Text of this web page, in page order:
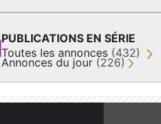
PUBLICATIONS EN SÉRIE
Toutes les annonces (432)
Annonces du jour (226)